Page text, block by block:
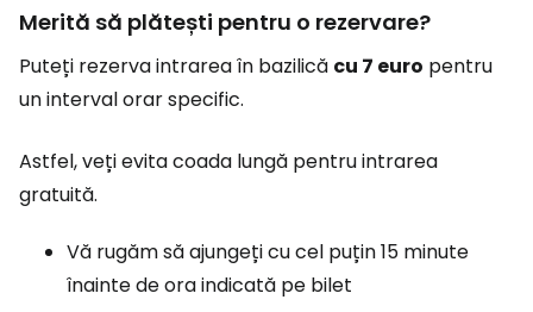
Merită să plătești pentru o rezervare?
Puteți rezerva intrarea în bazilică cu 7 euro pentru
un interval orar specific.
Astfel, veți evita coada lungă pentru intrarea
gratuită.
Vă rugăm să ajungeți cu cel puțin 15 minute
înainte de ora indicată pe bilet